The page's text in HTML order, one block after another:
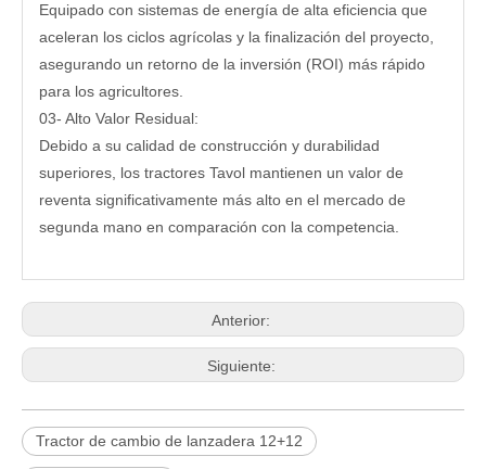
Equipado con sistemas de energía de alta eficiencia que
aceleran los ciclos agrícolas y la finalización del proyecto,
asegurando un retorno de la inversión (ROI) más rápido
para los agricultores.
03- Alto Valor Residual:
Debido a su calidad de construcción y durabilidad
superiores, los tractores Tavol mantienen un valor de
reventa significativamente más alto en el mercado de
segunda mano en comparación con la competencia.
Anterior:
Siguiente:
Tractor de cambio de lanzadera 12+12